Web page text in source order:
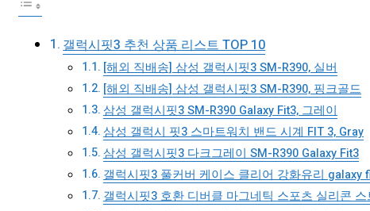
갤럭시핏3 추천 상품 리스트 TOP 10
[해외 직배송] 삼성 갤럭시핏3 SM-R390, 실버
[해외 직배송] 삼성 갤럭시핏3 SM-R390, 핑크골드
삼성 갤럭시핏3 SM-R390 Galaxy Fit3, 그레이
삼성 갤럭시 핏3 스마트워치 밴드 시계 FIT 3, Gray
삼성 갤럭시핏3 다크그레이 SM-R390 Galaxy Fit3
갤럭시핏3 풀커버 케이스 클리어 강화유리 galaxy
갤럭시핏3 호환 디버클 마그네틱 스포츠 실리콘